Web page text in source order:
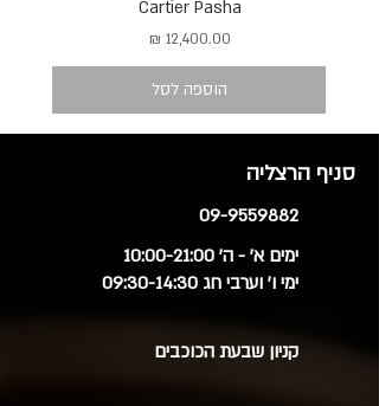
Cartier Pasha
מחיר
הוספה לסל
סניף הרצליה
09-9559882
ימים א' - ה' 10:00-21:00
ימי ו' וערבי חג 09:30-14:30
קניון שבעת הכוכבים